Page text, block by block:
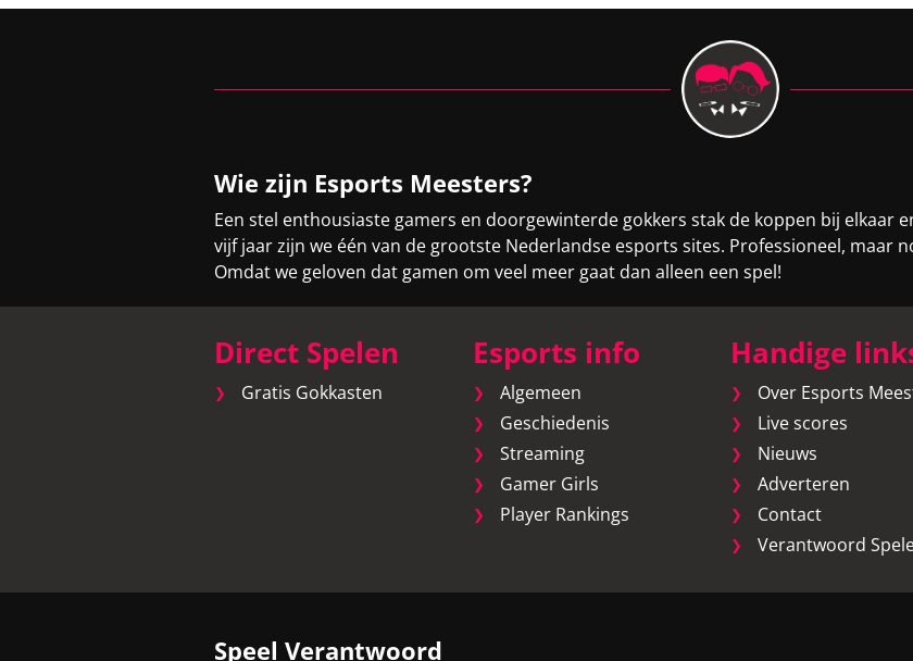
Wie zijn Esports Meesters?
Een stel enthousiaste gamers en doorgewinterde gokkers stak de koppen bij elkaar
vijf jaar zijn we één van de grootste Nederlandse esports sites. Professioneel, maar
Omdat we geloven dat gamen om veel meer gaat dan alleen een spel!
Direct Spelen
Gratis Gokkasten
Esports info
Algemeen
Geschiedenis
Streaming
Gamer Girls
Player Rankings
Handige
Over Esports
Live scores
Nieuws
Adverteren
Contact
Verantwoord
Speel Verantwoord